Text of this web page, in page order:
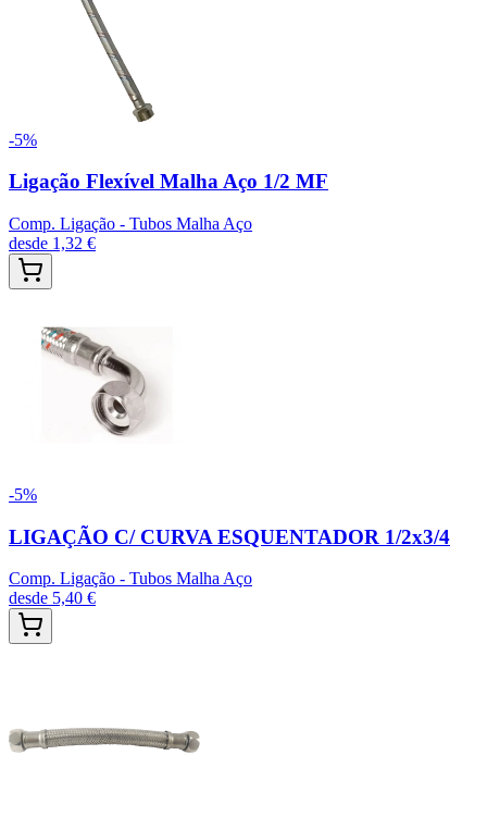
-5%
Ligação Flexível Malha Aço 1/2 MF
Comp. Ligação - Tubos Malha Aço
desde 1,32 €
-5%
LIGAÇÃO C/ CURVA ESQUENTADOR 1/2x3/4
Comp. Ligação - Tubos Malha Aço
desde 5,40 €